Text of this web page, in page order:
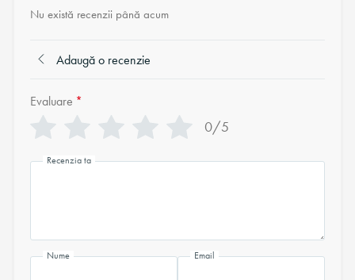
Nu există recenzii până acum
Adaugă o recenzie
Evaluare *
0/5
Recenzia ta
Nume Email